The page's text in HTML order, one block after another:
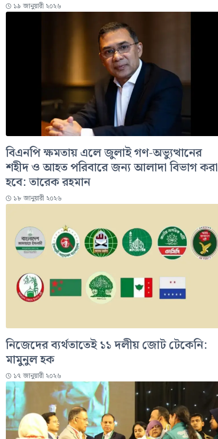
১৯ জানুয়ারী ২০২৬
বিএনপি ক্ষমতায় এলে জুলাই গণ-অভ্যুত্থানের
শহীদ ও আহত পরিবারে জন্য আলাদা বিভাগ করা
হবে: তারেক রহমান
১৮ জানুয়ারী ২০২৬
নিজেদের ব্যর্থতাতেই ১১ দলীয় জোট টেকেনি:
মামুনুল হক
১৭ জানুয়ারী ২০২৬